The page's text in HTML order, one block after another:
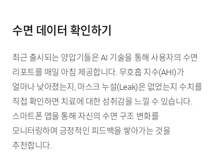
수면 데이터 확인하기
최근 출시되는 양압기들은 AI 기술을 통해 사용자의 수면
리포트를 매일 아침 제공합니다. 무호흡 지수(AHI)가
얼마나 낮아졌는지, 마스크 누설(Leak)은 없었는지 수치를
직접 확인하면 치료에 대한 성취감을 느낄 수 있습니다.
스마트폰 앱을 통해 자신의 수면 구조 변화를
모니터링하며 긍정적인 피드백을 쌓아가는 것을
추천합니다.